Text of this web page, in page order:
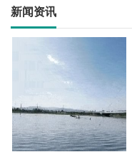
新闻资讯